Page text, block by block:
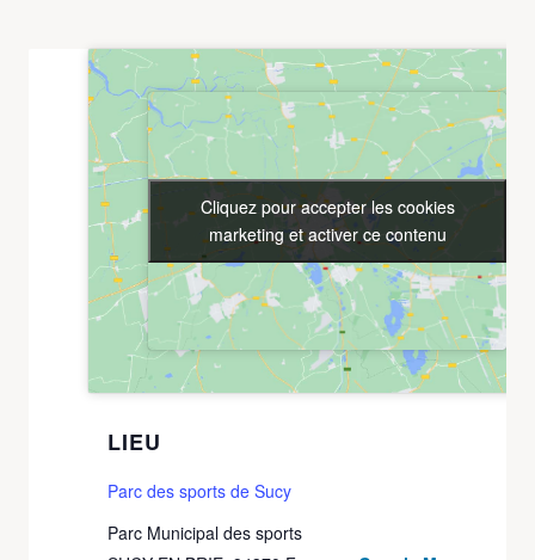
LIEU
Parc des sports de Sucy
Parc Municipal des sports
Cliquez pour accepter les cookies
marketing et activer ce contenu
Cliquez pour accepter les cookies
marketing et activer ce contenu